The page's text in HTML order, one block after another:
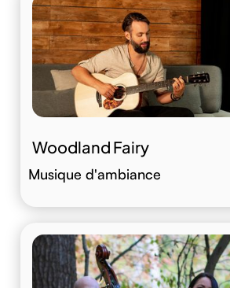
Woodland Fairy
Musique d'ambiance